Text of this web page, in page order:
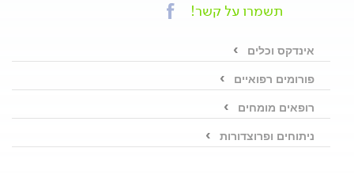
תשמרו על קשר!
אינדקס וכלים
פורומים רפואיים
רופאים מומחים
ניתוחים ופרוצדורות